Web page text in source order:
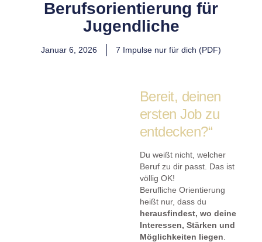
Berufsorientierung für
Jugendliche
Januar 6, 2026 7 Impulse nur für dich (PDF)
Bereit, deinen
ersten Job zu
entdecken?“
Du weißt nicht, welcher
Beruf zu dir passt. Das ist
völlig OK!
Berufliche Orientierung
heißt nur, dass du
herausfindest, wo deine
Interessen, Stärken und
Möglichkeiten liegen